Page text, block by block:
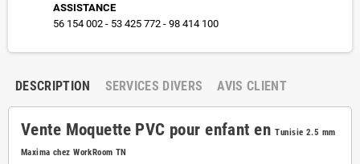
ASSISTANCE
56 154 002 - 53 425 772 - 98 414 100
DESCRIPTION SERVICES DIVERS AVIS CLIENT
Vente Moquette PVC pour enfant enTunisie 2.5 mm
Maxima chez WorkRoom TN